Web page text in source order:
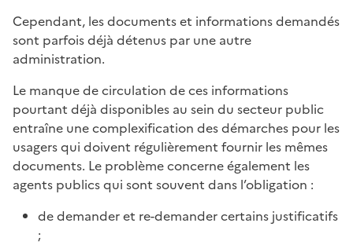
Cependant, les documents et informations demandés
sont parfois déjà détenus par une autre
administration.
Le manque de circulation de ces informations
pourtant déjà disponibles au sein du secteur public
entraîne une complexification des démarches pour les
usagers qui doivent régulièrement fournir les mêmes
documents. Le problème concerne également les
agents publics qui sont souvent dans l’obligation :
de demander et re-demander certains justificatifs
;